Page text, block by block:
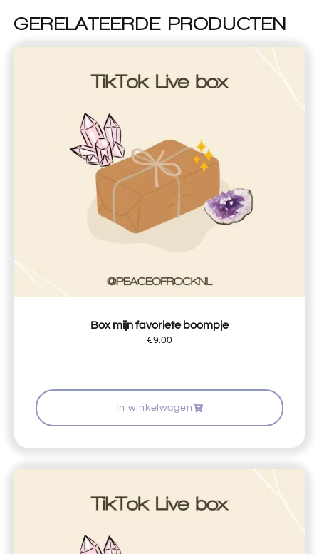
GERELATEERDE PRODUCTEN
Box mijn favoriete boompje
€9.00
In winkelwagen